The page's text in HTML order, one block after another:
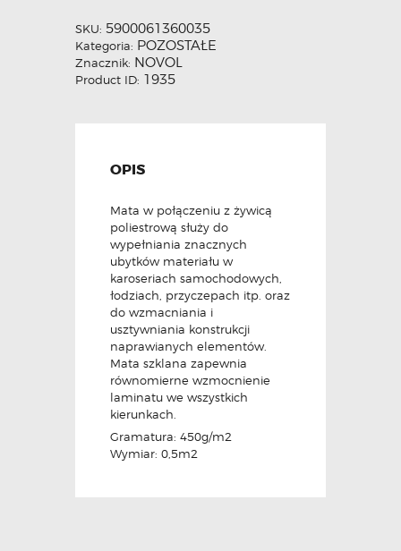
SKU: 5900061360035
Kategoria: POZOSTAŁE
Znacznik: NOVOL
Product ID: 1935
OPIS
Mata w połączeniu z żywicą
poliestrową służy do
wypełniania znacznych
ubytków materiału w
karoseriach samochodowych,
łodziach, przyczepach itp. oraz
do wzmacniania i
usztywniania konstrukcji
naprawianych elementów.
Mata szklana zapewnia
równomierne wzmocnienie
laminatu we wszystkich
kierunkach.
Gramatura: 450g/m2
Wymiar: 0,5m2